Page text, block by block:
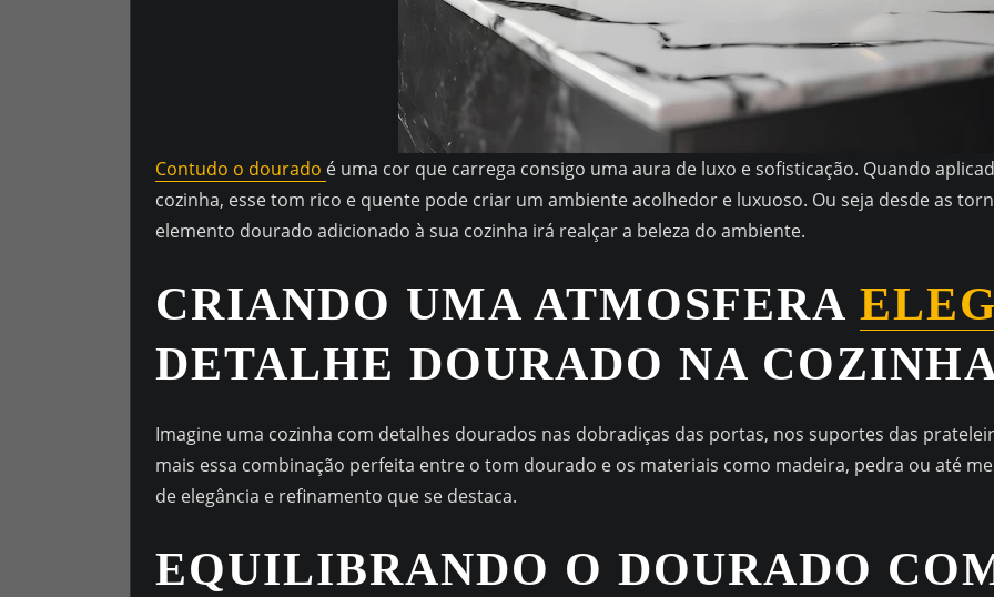
Contudo o dourado é uma cor que carrega consigo uma aura de luxo e sofisticação. Quando
cozinha, esse tom rico e quente pode criar um ambiente acolhedor e luxuoso. Ou seja desde as
elemento dourado adicionado à sua cozinha irá realçar a beleza do ambiente.
CRIANDO UMA ATMOSFERA
DETALHE DOURADO NA
Imagine uma cozinha com detalhes dourados nas dobradiças das portas, nos suportes das
mais essa combinação perfeita entre o tom dourado e os materiais como madeira, pedra ou até
de elegância e refinamento que se destaca.
EQUILIBRANDO O DOURADO